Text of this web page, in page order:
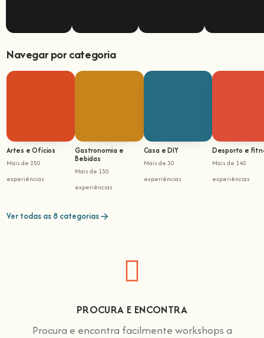
Navegar por categoria
Artes e Ofícios
Mais de 250
experiências
Gastronomia e
Bebidas
Mais de 130
experiências
Casa e DIY
Mais de 30
experiências
Desporto e
Mais de 140
experiências
Ver todas as 8 categorias
PROCURA E ENCONTRA
Procura e encontra facilmente workshops a